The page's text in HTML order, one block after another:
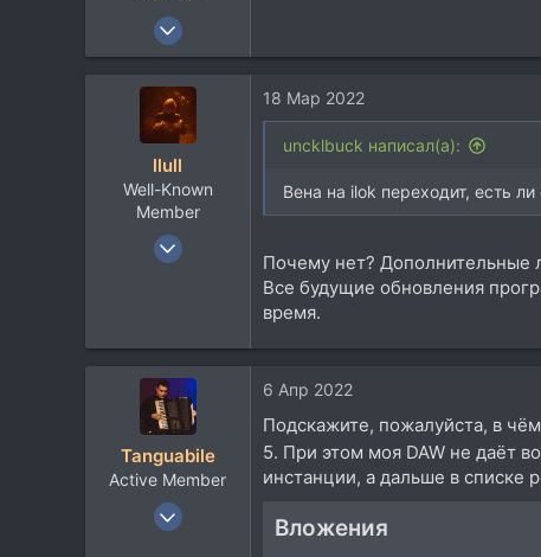
18 Дек 2010
1.117
Москва
llull
Well-Known
Member
9 Сен 2011
18 Мар 2022
uncklbuck написал(а):
Вена на ilok переходит, есть
Почему нет? Дополнительные
Все будущие обновления
время.
Tanguabile
Active Member
18 Янв 2018
6 Апр 2022
Подскажите, пожалуйста, в
5. При этом моя DAW не даёт
инстанции, а дальше в списке
Вложения